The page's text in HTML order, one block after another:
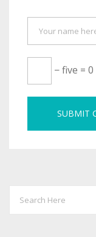
− five = 0